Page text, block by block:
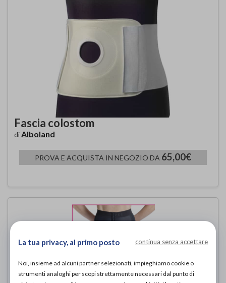
Fascia colostom
diAlboland
PROVA E ACQUISTA IN NEGOZIO DA 65,00€
La tua privacy, al primo posto continua senza accettare
Noi, insieme ad alcuni partner selezionati, impieghiamo cookie o
strumenti analoghi per scopi strettamente necessari dal punto di